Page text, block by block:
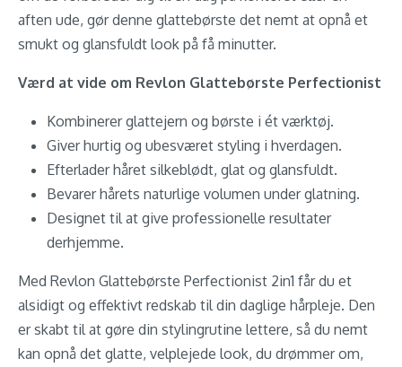
aften ude, gør denne glattebørste det nemt at opnå et
smukt og glansfuldt look på få minutter.
Værd at vide om Revlon Glattebørste Perfectionist
Kombinerer glattejern og børste i ét værktøj.
Giver hurtig og ubesværet styling i hverdagen.
Efterlader håret silkeblødt, glat og glansfuldt.
Bevarer hårets naturlige volumen under glatning.
Designet til at give professionelle resultater
derhjemme.
Med Revlon Glattebørste Perfectionist 2in1 får du et
alsidigt og effektivt redskab til din daglige hårpleje. Den
er skabt til at gøre din stylingrutine lettere, så du nemt
kan opnå det glatte, velplejede look, du drømmer om,